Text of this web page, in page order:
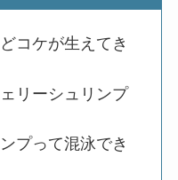
コケが生えてき
リーシュリンプ
プって混泳でき